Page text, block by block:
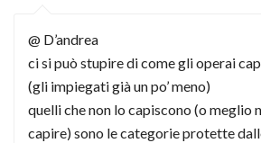
@ D’andrea
ci si può stupire di come gli operai
(gli impiegati già un po’ meno)
quelli che non lo capiscono (o meglio
capire) sono le categorie protette